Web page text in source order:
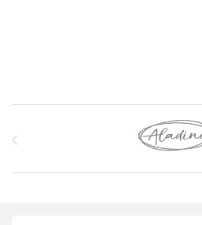
Marcas De Carrusel